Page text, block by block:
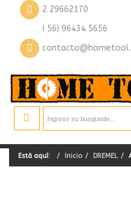
2 29662170
( 56) 96434 5656
Está aquí: Inicio DREMEL